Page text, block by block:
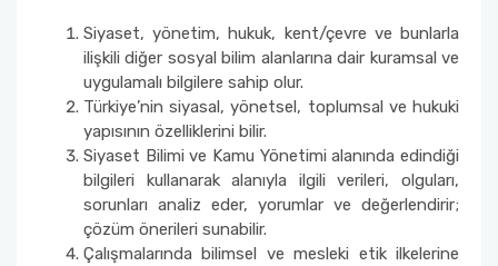
Siyaset, yönetim, hukuk, kent/çevre ve bunlarla
ilişkili diğer sosyal bilim alanlarına dair kuramsal ve
uygulamalı bilgilere sahip olur.
Türkiye’nin siyasal, yönetsel, toplumsal ve hukuki
yapısının özelliklerini bilir.
Siyaset Bilimi ve Kamu Yönetimi alanında edindiği
bilgileri kullanarak alanıyla ilgili verileri, olguları,
sorunları analiz eder, yorumlar ve değerlendirir;
çözüm önerileri sunabilir.
Çalışmalarında bilimsel ve mesleki etik ilkelerine